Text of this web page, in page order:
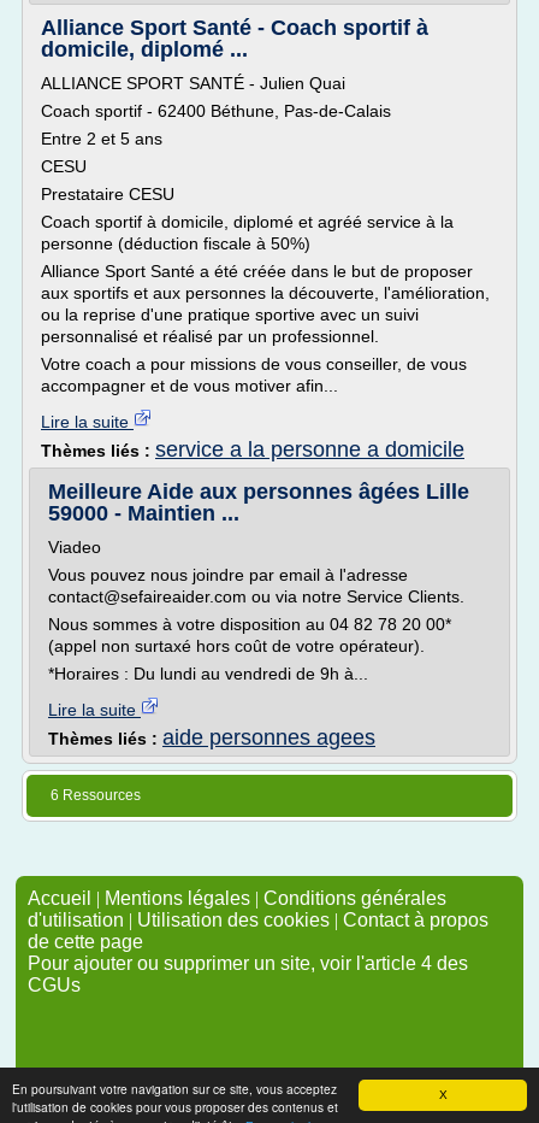
X
En poursuivant votre navigation sur ce site, vous acceptez
l'utilisation de cookies pour vous proposer des contenus et
Alliance Sport Santé - Coach sportif à
domicile, diplomé ...
ALLIANCE SPORT SANTÉ - Julien Quai
Coach sportif - 62400 Béthune, Pas-de-Calais
Entre 2 et 5 ans
CESU
Prestataire CESU
Coach sportif à domicile, diplomé et agréé service à la
personne (déduction fiscale à 50%)
Alliance Sport Santé a été créée dans le but de proposer
aux sportifs et aux personnes la découverte, l'amélioration,
ou la reprise d'une pratique sportive avec un suivi
personnalisé et réalisé par un professionnel.
Votre coach a pour missions de vous conseiller, de vous
accompagner et de vous motiver afin...
Lire la suite
Thèmes liés : service a la personne a domicile
Meilleure Aide aux personnes âgées Lille
59000 - Maintien ...
Viadeo
Vous pouvez nous joindre par email à l'adresse
contact@sefaireaider.com ou via notre Service Clients.
Nous sommes à votre disposition au 04 82 78 20 00*
(appel non surtaxé hors coût de votre opérateur).
*Horaires : Du lundi au vendredi de 9h à...
Lire la suite
Thèmes liés : aide personnes agees
6 Ressources
Accueil | Mentions légales | Conditions générales
d'utilisation | Utilisation des cookies | Contact à propos
de cette page
Pour ajouter ou supprimer un site, voir l'article 4 des
CGUs